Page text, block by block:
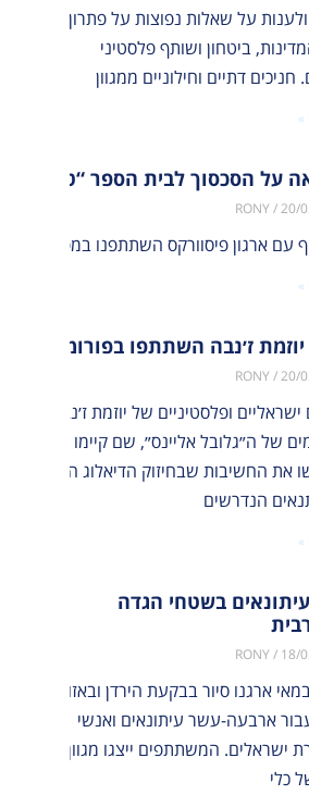
על שאלות נפוצות על פתרון
ביטחון ושותף פלסטיני
דתיים וחילוניים ממגוון
»
על הסכסוך לבית הספר “טק ואלי”
RONY 20/
השתתפנו במפגש מקוון משותף, שחיבר בין פעילי שלום ישראלים ופלסטינים לבין 40 תלמידים מבית הספר טק ואלי בניו יורק. המפגש העניק
»
יוזמת ז׳נבה השתתפו בפורומים של
RONY 20/
ישראליים ופלסטיניים של יוזמת ז׳נבה
של ה״גלובל אליינס״, שם קיימו שיח עם
את החשיבות שבחיזוק הדיאלוג הישראלי-
הנדרשים
»
בשטחי הגדה
RONY 18/
18 במאי ארגנו סיור בבקעת הירדן ובאזור
ארבעה-עשר עיתונאים ואנשי
ישראלים. המשתתפים ייצגו מגוון
כלי